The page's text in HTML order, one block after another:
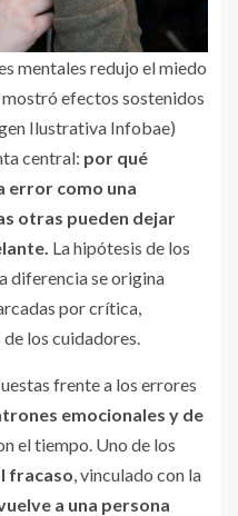
mentales redujo el miedo
efectos sostenidos
Ilustrativa Infobae)
central: por qué
error como una
otras pueden dejar
La hipótesis de los
diferencia se origina
por crítica,
los cuidadores.
frente a los errores
emocionales y de
el tiempo. Uno de los
fracaso, vinculado con la
a una persona